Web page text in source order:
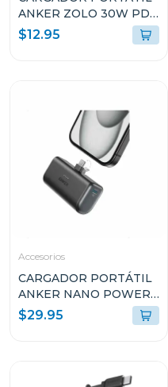
ANKER ZOLO 30W PD
3.0 CELESTE A2698J31
$12.95
Accesorios
CARGADOR PORTÁTIL
ANKER NANO POWER
BANK 22.5W USB-C
A1653H11
$29.95